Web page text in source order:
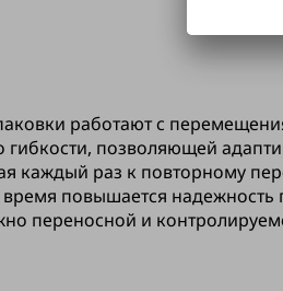
работают с
гибкости, позволяющей
каждый раз к повторному
повышается
переносной и